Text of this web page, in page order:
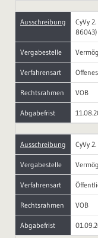
Ausschreibung
CyVy
86043)
Vergabestelle
Verfahrensart
Rechtsrahmen VOB
Abgabefrist
Ausschreibung CyVy
Vergabestelle
Verfahrensart
Rechtsrahmen VOB
Abgabefrist